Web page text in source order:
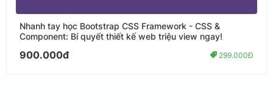
Nhanh tay học Bootstrap CSS Framework - CSS &
Component: Bí quyết thiết kế web triệu view ngay!
900.000đ 299.000Đ